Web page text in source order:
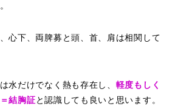
心下、両脾募と頭、首、肩は相関して
水だけでなく熱も存在し、 軽度もしく
結胸証と認識しても良いと思います。